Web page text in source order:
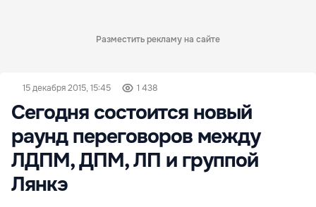
Разместить рекламу на сайте
15 декабря 2015, 15:45 1 438
Сегодня состоится новый
раунд переговоров между
ЛДПМ, ДПМ, ЛП и группой
Лянкэ